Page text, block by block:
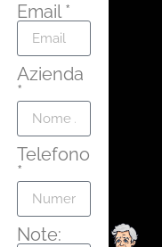
Email *
Azienda
*
Telefono
*
Note: